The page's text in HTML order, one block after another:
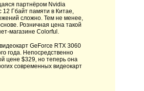
партнёром Nvidia
Гбайт памяти в Китае,
сложно. Тем не менее,
Розничная цена такой
магазине Colorful.
GeForce RTX 3060
года. Непосредственно
цене $329, но теперь она
современных видеокарт